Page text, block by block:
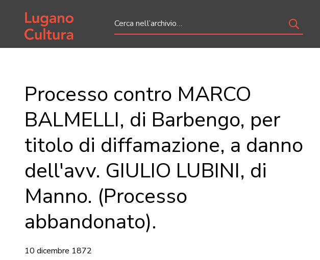
Home page
Processo contro MARCO
BALMELLI, di Barbengo, per
titolo di diffamazione, a danno
dell'avv. GIULIO LUBINI, di
Manno. (Processo
abbandonato).
10 dicembre 1872